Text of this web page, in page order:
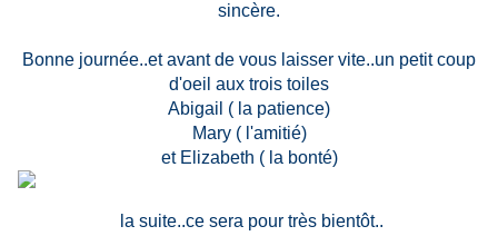
sincère.
Bonne journée..et avant de vous laisser vite..un petit coup
d'oeil aux trois toiles
Abigail ( la patience)
Mary ( l'amitié)
et Elizabeth ( la bonté)
la suite..ce sera pour très bientôt..